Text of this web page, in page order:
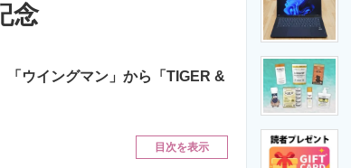
IT製品の技術・比較・事例 製造業のIT導入・活用を支援
エネルギーの専門メディア
念
「ウイングマン」から「TIGER &
目次を表示